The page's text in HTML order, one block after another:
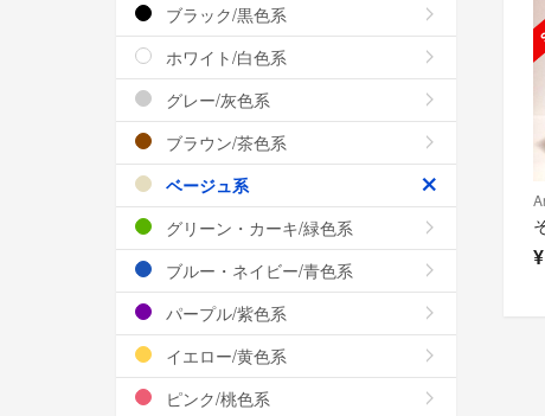
¥
ブラック/黒色系
ホワイト/白色系
グレー/灰色系
ブラウン/茶色系
ベージュ系
グリーン・カーキ/緑色系
ブルー・ネイビー/青色系
パープル/紫色系
イエロー/黄色系
ピンク/桃色系